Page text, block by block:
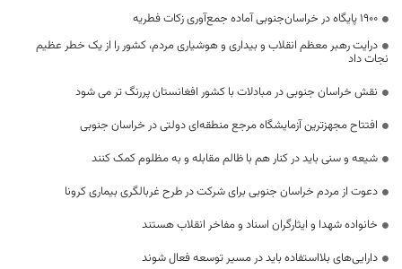
۱۹۰۰ پایگاه در خراسان‌جنوبی آماده جمع‌آوری زکات فطریه
درایت رهبر معظم انقلاب و بیداری و هوشیاری مردم، کشور را از یک خطر عظیم
نجات داد
نقش خراسان جنوبی در مبادلات با کشور افغانستان پررنگ تر می شود
افتتاح مجهزترین آزمایشگاه مرجع منطقه‌ای دولتی در خراسان جنوبی
شیعه و سنی باید در کنار هم با ظالم مقابله و به مظلوم کمک کنند
دعوت از مردم خراسان جنوبی برای شرکت در طرح غربالگری بیماری کرونا
خانواده شهدا و ایثارگران اسناد و مفاخر انقلاب هستند
دارایی‌های بلااستفاده باید در مسیر توسعه فعال شوند